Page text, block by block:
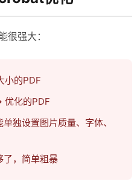
强大：
小的PDF
化的PDF
独设置图片质量、字体、
了，简单粗暴